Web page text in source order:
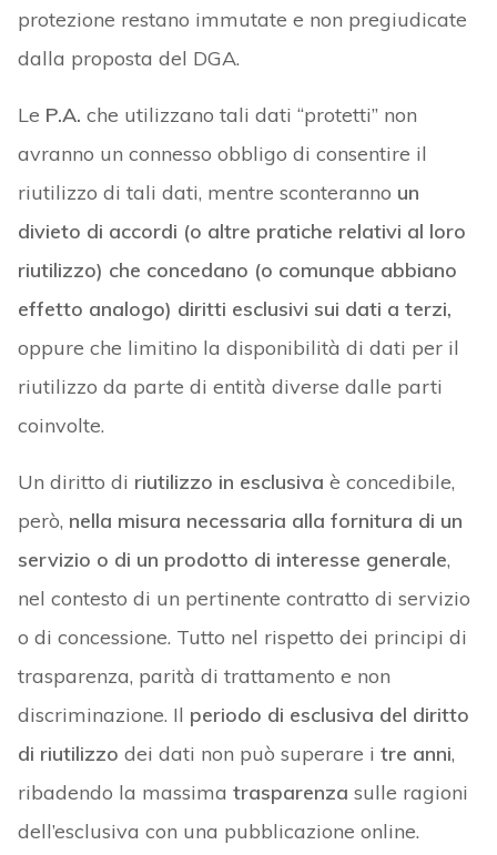
protezione restano immutate e non pregiudicate
dalla proposta del DGA.
Le P.A. che utilizzano tali dati “protetti” non
avranno un connesso obbligo di consentire il
riutilizzo di tali dati, mentre sconteranno un
divieto di accordi (o altre pratiche relativi al loro
riutilizzo) che concedano (o comunque abbiano
effetto analogo) diritti esclusivi sui dati a terzi,
oppure che limitino la disponibilità di dati per il
riutilizzo da parte di entità diverse dalle parti
coinvolte.
Un diritto di riutilizzo in esclusiva è concedibile,
però, nella misura necessaria alla fornitura di un
servizio o di un prodotto di interesse generale,
nel contesto di un pertinente contratto di servizio
o di concessione. Tutto nel rispetto dei principi di
trasparenza, parità di trattamento e non
discriminazione. Il periodo di esclusiva del diritto
di riutilizzo dei dati non può superare i tre anni,
ribadendo la massima trasparenza sulle ragioni
dell’esclusiva con una pubblicazione online.